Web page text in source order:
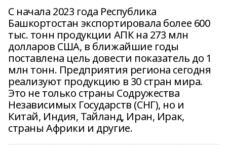
С начала 2023 года Республика
Башкортостан экспортировала более 600
тыс. тонн продукции АПК на 273 млн
долларов США, в ближайшие годы
поставлена цель довести показатель до 1
млн тонн. Предприятия региона сегодня
реализуют продукцию в 30 стран мира.
Это не только страны Содружества
Независимых Государств (СНГ), но и
Китай, Индия, Тайланд, Иран, Ирак,
страны Африки и другие.